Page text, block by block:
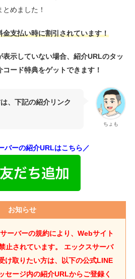
めました！
金支払い時に割引されています！
示していない場合、紹介URLのタッ
ード特典をゲットできます！
ちょも
、下記の紹介リンク
バーの紹介URLはこちら／
お知らせ
ーバーの規約により、Webサイト
止されています。 エックスサーバ
け取りたい方は、以下の公式LINE
セージ内の紹介URLからご登録く